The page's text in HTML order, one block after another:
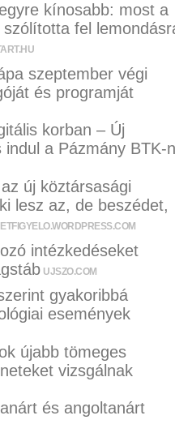
kínosabb: most a
fel
szeptember végi
és programját
korban – Új
a Pázmány BTK-n
új köztársasági
lesz az, de beszédet,
intézkedéseket
UJSZO.COM
gyakoribbá
események
újabb tömeges
vizsgálnak
és angoltanárt